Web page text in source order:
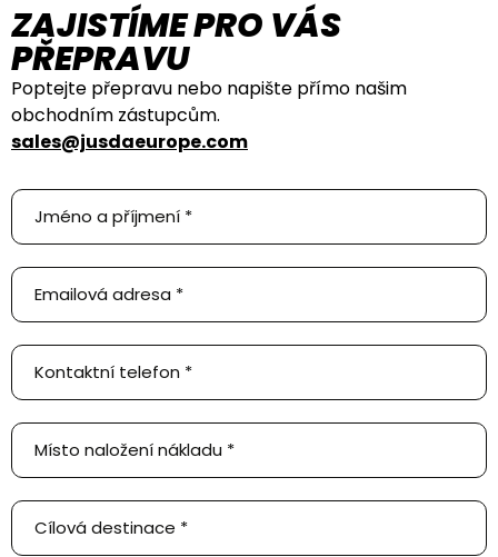
ZAJISTÍME PRO VÁS
PŘEPRAVU
Poptejte přepravu nebo napište přímo našim
obchodním zástupcům.
sales@jusdaeurope.com
Poptejte
přepravu